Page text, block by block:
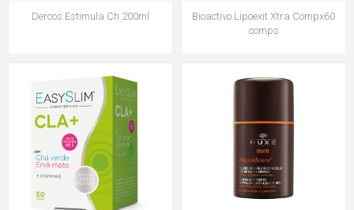
Dercos Estimula Ch 200ml
Bioactivo Lipoexit Xtra Compx60
comps